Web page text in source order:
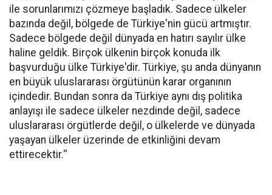
ile sorunlarımızı çözmeye başladık. Sadece ülkeler
bazında değil, bölgede de Türkiye'nin gücü artmıştır.
Sadece bölgede değil dünyada en hatırı sayılır ülke
haline geldik. Birçok ülkenin birçok konuda ilk
başvurduğu ülke Türkiye'dir. Türkiye, şu anda dünyanın
en büyük uluslararası örgütünün karar organının
içindedir. Bundan sonra da Türkiye aynı dış politika
anlayışı ile sadece ülkeler nezdinde değil, sadece
uluslararası örgütlerde değil, o ülkelerde ve dünyada
yaşayan ülkeler üzerinde de etkinliğini devam
ettirecektir.''